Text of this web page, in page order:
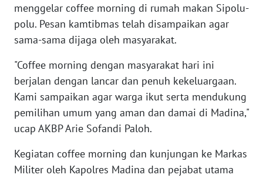
menggelar coffee morning di rumah makan Sipolu-
polu. Pesan kamtibmas telah disampaikan agar
sama-sama dijaga oleh masyarakat.
"Coffee morning dengan masyarakat hari ini
berjalan dengan lancar dan penuh kekeluargaan.
Kami sampaikan agar warga ikut serta mendukung
pemilihan umum yang aman dan damai di Madina,"
ucap AKBP Arie Sofandi Paloh.
Kegiatan coffee morning dan kunjungan ke Markas
Militer oleh Kapolres Madina dan pejabat utama
WN
WN
BABEL
WN
SUMBAR
WN
SUMSEL